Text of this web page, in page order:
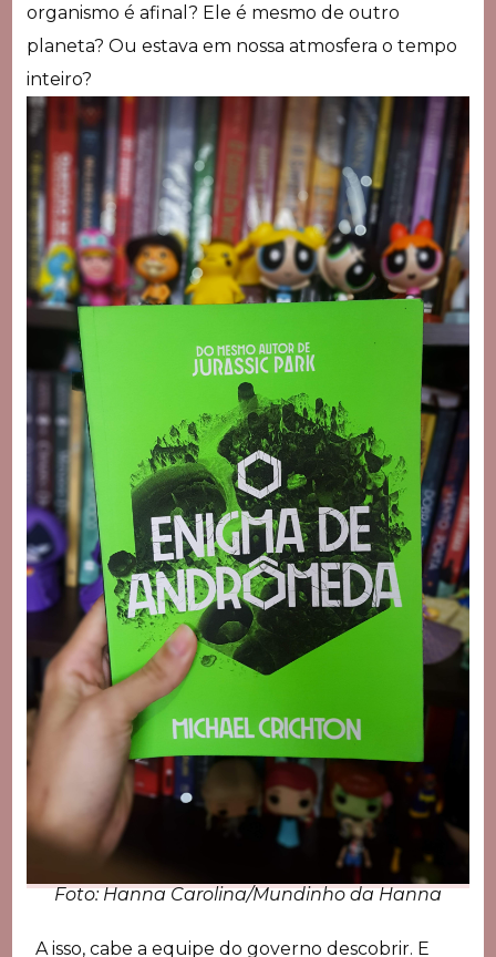
organismo é afinal? Ele é mesmo de outro
planeta? Ou estava em nossa atmosfera o tempo
inteiro?
Foto: Hanna Carolina/Mundinho da Hanna
A isso, cabe a equipe do governo descobrir. E